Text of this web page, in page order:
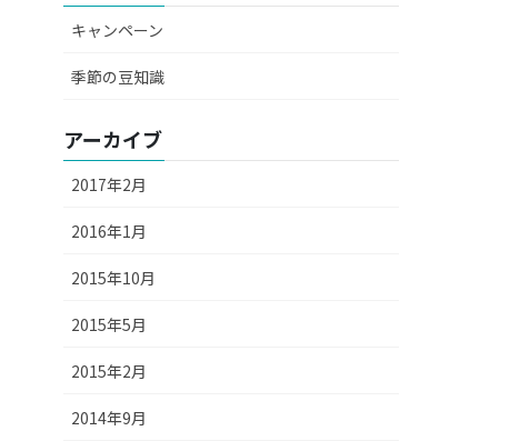
キャンペーン
季節の豆知識
アーカイブ
2017年2月
2016年1月
2015年10月
2015年5月
2015年2月
2014年9月